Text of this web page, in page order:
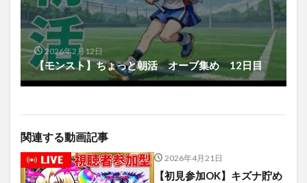
2026年2月12日
【モンスト】ちょっと朝活 オーブ集め 12日目
関連する動画記事
2026年4月21日
【初見参加OK】キズナ貯め